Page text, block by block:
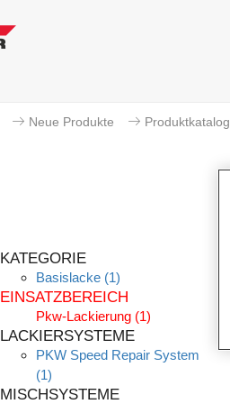
Neue Produkte Produktkatalog
KATEGORIE
Basislacke (1)
EINSATZBEREICH
Pkw-Lackierung (1)
LACKIERSYSTEME
PKW Speed Repair System
(1)
MISCHSYSTEME